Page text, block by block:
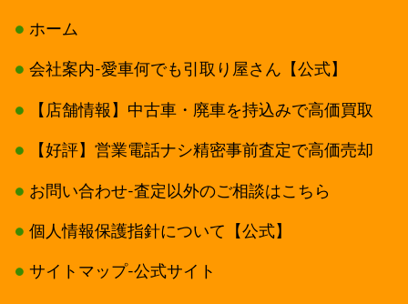
ホーム
会社案内-愛車何でも引取り屋さん【公式】
【店舗情報】中古車・廃車を持込みで高価買取
【好評】営業電話ナシ精密事前査定で高価売却
お問い合わせ-査定以外のご相談はこちら
個人情報保護指針について【公式】
サイトマップ-公式サイト